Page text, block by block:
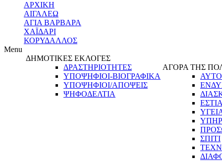
ΑΡΧΙΚΗ
ΑΙΓΑΛΕΩ
ΑΓΙΑ ΒΑΡΒΑΡΑ
ΧΑΪΔΑΡΙ
ΚΟΡΥΔΑΛΛΟΣ
Menu
ΔΗΜΟΤΙΚΕΣ ΕΚΛΟΓΕΣ
ΔΡΑΣΤΗΡΙΟΤΗΤΕΣ
ΥΠΟΨΗΦΙΟΙ-ΒΙΟΓΡΑΦΙΚΑ
ΥΠΟΨΗΦΙΟΙ/ΑΠΟΨΕΙΣ
ΨΗΦΟΔΕΛΤΙΑ
ΑΓΟΡΑ ΤΗΣ
ΣΠΙΤΙ